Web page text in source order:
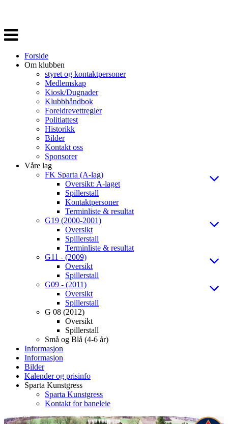
Veksle
navigasjon
Forside
Om klubben
styret og kontaktpersoner
Medlemskap
Kiosk/Dugnader
Klubbhåndbok
Foreldrevettregler
Politiattest
Historikk
Bilder
Kontakt oss
Sponsorer
Våre lag
FK Sparta (A-lag)
Oversikt: A-laget
Spillerstall
Kontaktpersoner
Terminliste & resultat
G19 (2000-2001)
Oversikt
Spillerstall
Terminliste & resultat
G11 - (2009)
Oversikt
Spillerstall
G09 - (2011)
Oversikt
Spillerstall
G 08 (2012)
Oversikt
Spillerstall
Små og Blå (4-6 år)
Informasjon
Informasjon
Bilder
Kalender og prisinfo
Sparta Kunstgress
Sparta Kunstgress
Kontakt for baneleie